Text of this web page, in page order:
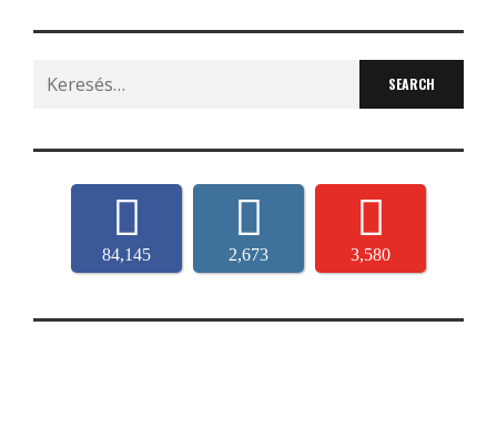
Search
for:
84,145 2,673 3,580